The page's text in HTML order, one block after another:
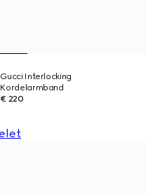
Gucci Interlocking
Kordelarmband
€ 220